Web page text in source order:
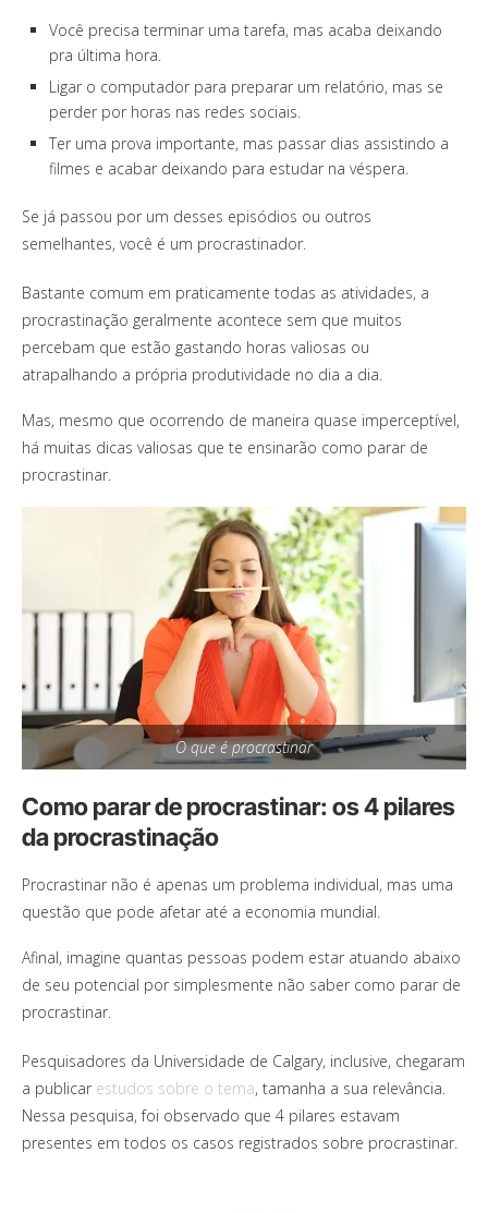
Você precisa terminar uma tarefa, mas acaba deixando
pra última hora.
Ligar o computador para preparar um relatório, mas se
perder por horas nas redes sociais.
Ter uma prova importante, mas passar dias assistindo a
filmes e acabar deixando para estudar na véspera.
Se já passou por um desses episódios ou outros
semelhantes, você é um procrastinador.
Bastante comum em praticamente todas as atividades, a
procrastinação geralmente acontece sem que muitos
percebam que estão gastando horas valiosas ou
atrapalhando a própria produtividade no dia a dia.
Mas, mesmo que ocorrendo de maneira quase imperceptível,
há muitas dicas valiosas que te ensinarão como parar de
procrastinar.
O que é procrastinar
Como parar de procrastinar: os 4 pilares
da procrastinação
Procrastinar não é apenas um problema individual, mas uma
questão que pode afetar até a economia mundial.
Afinal, imagine quantas pessoas podem estar atuando abaixo
de seu potencial por simplesmente não saber como parar de
procrastinar.
Pesquisadores da Universidade de Calgary, inclusive, chegaram
a publicar estudos sobre o tema, tamanha a sua relevância.
Nessa pesquisa, foi observado que 4 pilares estavam
presentes em todos os casos registrados sobre procrastinar.